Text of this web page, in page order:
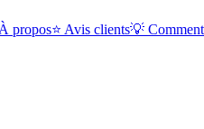
propos⭐ Avis clients💡